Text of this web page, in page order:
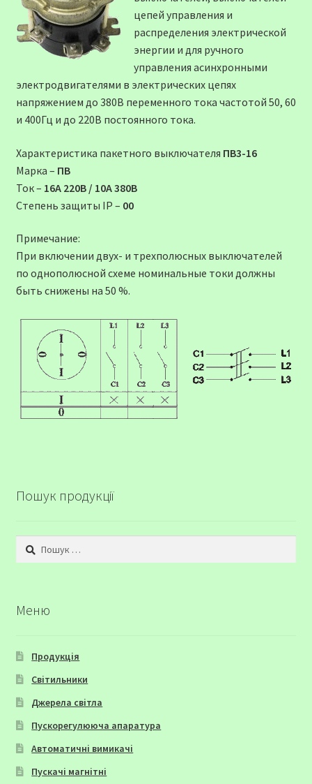
цепей управления и
распределения электрической
энергии и для ручного
управления асинхронными
электродвигателями в электрических цепях
напряжением до 380В переменного тока частотой 50, 60
и 400Гц и до 220В постоянного тока.
Характеристика пакетного выключателя ПВ3-16
Марка – ПВ
Ток – 16А 220В / 10А 380В
Степень защиты ІР – 00
Примечание:
При включении двух- и трехполюсных выключателей
по однополюсной схеме номинальные токи должны
быть снижены на 50 %.
Пошук продукції
Пошук:
Меню
Продукція
Світильники
Джерела світла
Пускорегулююча апаратура
Автоматичні вимикачі
Пускачі магнітні